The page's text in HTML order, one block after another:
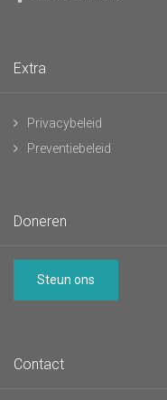
Extra
Privacybeleid
Preventiebeleid
Doneren
Steun ons
Contact